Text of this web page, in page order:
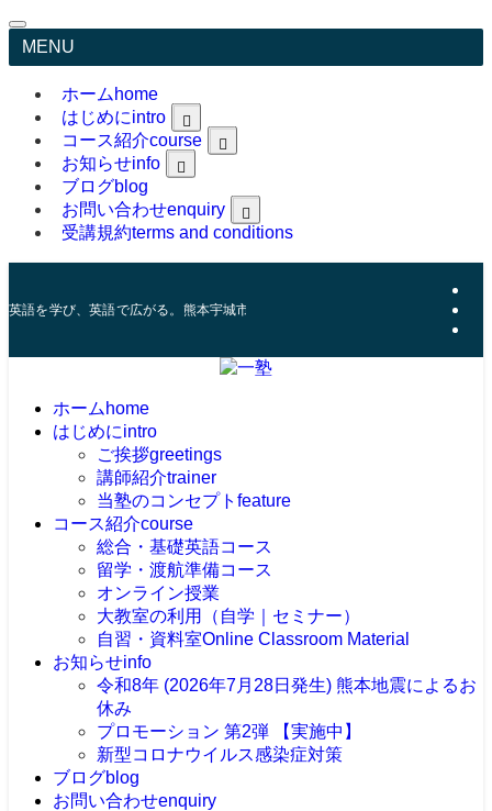
MENU
ホーム home
はじめにintro
greetings
trainer
コース紹介course
お知らせinfo
ブログblog
お問い合わせenquiry
受講規約terms and conditions
英語を学び、英語で広がる。熊本宇城市にある英語コーチング塾。
ホーム home
はじめにintro
ご挨拶greetings
講師紹介trainer
当塾のコンセプト feature
コース紹介course
総合・基礎英語コース
留学・渡航準備コース
オンライン授業
大教室の利用（自学｜セミナー）
自習・資料室Online Classroom Material
お知らせinfo
令和8年 (2026年7月28日発生) 熊本地震によるお
休み
プロモーション 第2弾 【実施中】
新型コロナウイルス感染症対策
ブログblog
お問い合わせenquiry